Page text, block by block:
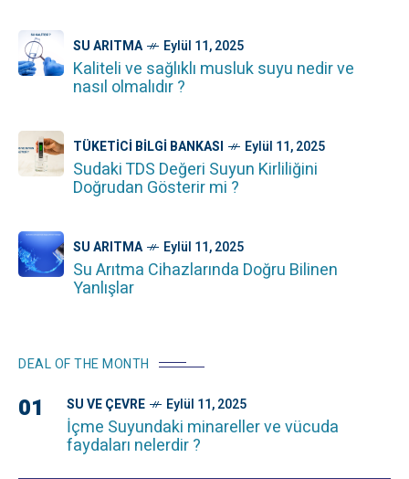
SU ARITMA Eylül 11, 2025
Kaliteli ve sağlıklı musluk suyu nedir ve
nasıl olmalıdır ?
TÜKETICI BILGI BANKASI Eylül 11, 2025
Sudaki TDS Değeri Suyun Kirliliğini
Doğrudan Gösterir mi ?
SU ARITMA Eylül 11, 2025
Su Arıtma Cihazlarında Doğru Bilinen
Yanlışlar
DEAL OF THE MONTH
01 SU VE ÇEVRE Eylül 11, 2025
İçme Suyundaki minareller ve vücuda
faydaları nelerdir ?